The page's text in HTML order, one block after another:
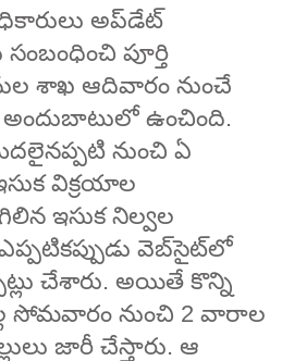
అప్‌డేట్‌
సంబంధించి పూర్తి
శాఖ ఆదివారం నుంచే
ఉంచింది.
నుంచి ఏ
విక్రయాల
ఇసుక నిల్వల
వెబ్‌సైట్‌లో
చేశారు. అయితే కొన్ని
సోమవారం నుంచి 2 వారాల
జారీ చేస్తారు. ఆ